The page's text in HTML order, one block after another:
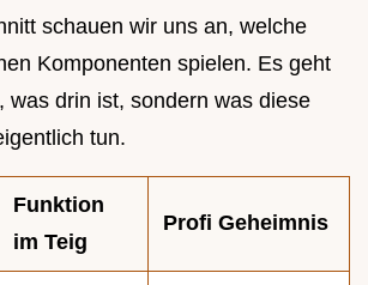
schauen wir uns an, welche
Komponenten spielen. Es geht
was drin ist, sondern was diese
tun.
Funktion
im Teig
Profi Geheimnis